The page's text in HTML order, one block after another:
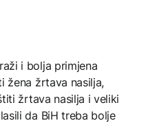
i bolja primjena
žena žrtava nasilja,
žrtava nasilja i veliki
da BiH treba bolje